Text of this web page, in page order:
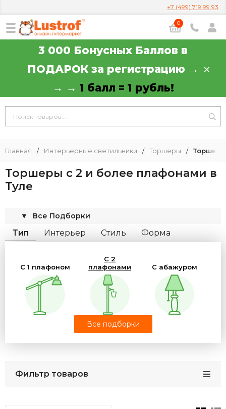
+7 (499) 719 99 93
0
3 000 Бонусных Баллов в
ПОДАРОК за регистрацию →
→ → 1 балл = 1 рубль!
Главная / Интерьерные светильники / Торшеры /
Торшеры с 2 и более плафонами в
Туле
Все Подборки
▼
Тип Интерьер Стиль
Форма
Цвет Арматуры
Страна Бренд
Все подборки
С 1 плафоном
С 2
плафонами
С абажуром
Для чтения
Фильтр товаров